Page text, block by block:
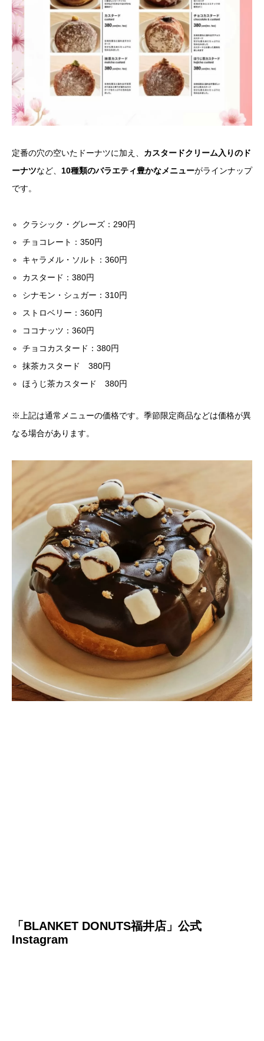
定番の穴の空いたドーナツに加え、 カスタードクリーム入りのド
ーナツなど、 10種類のバラエティ豊かなメニューがラインナップ
です。
クラシック・グレーズ：290円
チョコレート：350円
キャラメル・ソルト：360円
カスタード：380円
シナモン・シュガー：310円
ストロベリー：360円
ココナッツ：360円
チョコカスタード：380円
抹茶カスタード 380円
ほうじ茶カスタード 380円
※上記は通常メニューの価格です。季節限定商品などは価格が異
なる場合があります。
「BLANKET DONUTS福井店 」公式
Instagram